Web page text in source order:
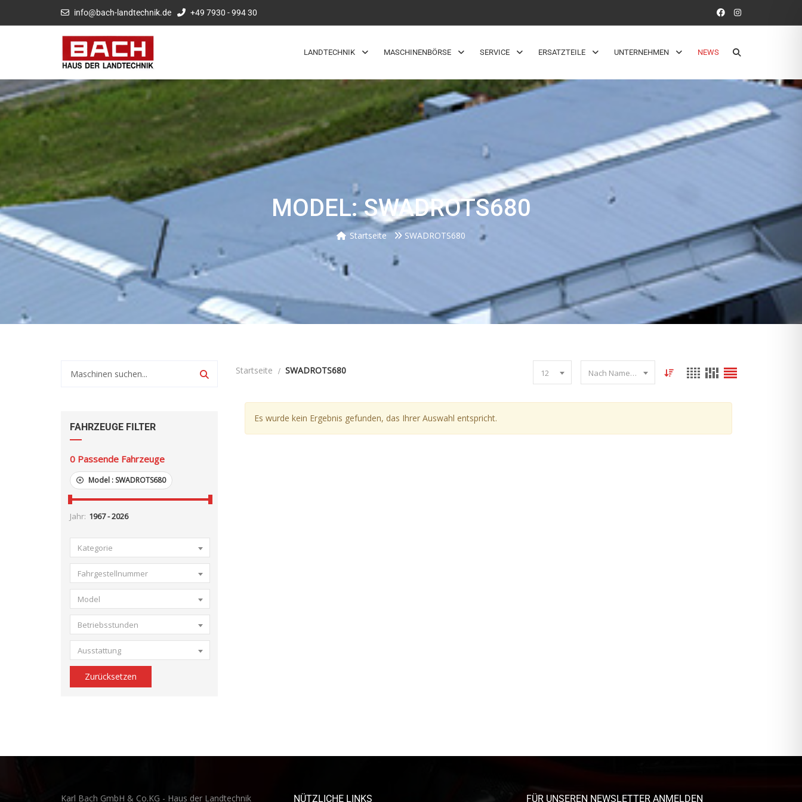
info@bach-landtechnik.de +49 7930 - 994 30
LANDTECHNIK MASCHINENBÖRSE SERVICE ERSATZTEILE UNTERNEHMEN NEWS
MODEL: SWADROTS680
Startseite SWADROTS680
FAHRZEUGE FILTER
0 Passende Fahrzeuge
Model : SWADROTS680
Jahr:
Kategorie
Fahrgestellnummer
Model
Betriebsstunden
Ausstattung
Zurücksetzen
Startseite SWADROTS680 12 Nach Name sortieren
Es wurde kein Ergebnis gefunden, das Ihrer Auswahl entspricht.
Karl Bach GmbH & Co.KG - Haus der Landtechnik NÜTZLICHE LINKS FÜR UNSEREN NEWSLETTER ANMELDEN